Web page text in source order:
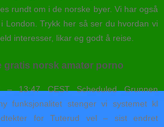
rundt om i de norske byer. Vi har også
London. Trykk her så ser du hvordan vi
interesser, likar eg godt å reise.
gratis norsk amatør porno
13:47 CEST Scheduled Grunnen
funksjonalitet stenger vi systemet kl
for Tuterud vel – sist endret